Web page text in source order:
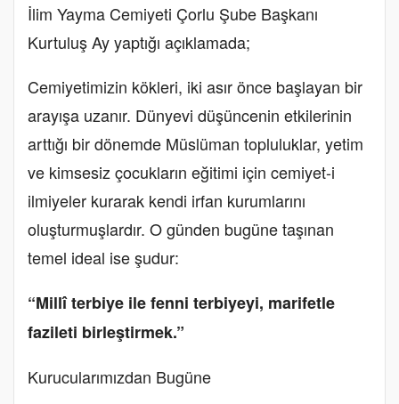
İlim Yayma Cemiyeti Çorlu Şube Başkanı
Kurtuluş Ay yaptığı açıklamada;
Cemiyetimizin kökleri, iki asır önce başlayan bir
arayışa uzanır. Dünyevi düşüncenin etkilerinin
arttığı bir dönemde Müslüman topluluklar, yetim
ve kimsesiz çocukların eğitimi için cemiyet-i
ilmiyeler kurarak kendi irfan kurumlarını
oluşturmuşlardır. O günden bugüne taşınan
temel ideal ise şudur:
“Millî terbiye ile fenni terbiyeyi, marifetle
fazileti birleştirmek.”
Kurucularımızdan Bugüne